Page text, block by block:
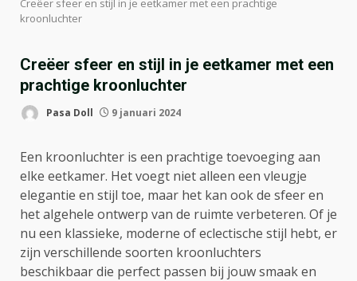
Creëer sfeer en stijl in je eetkamer met een prachtige
kroonluchter
Creëer sfeer en stijl in je eetkamer met een
prachtige kroonluchter
Pasa Doll 9 januari 2024
Een kroonluchter is een prachtige toevoeging aan
elke eetkamer. Het voegt niet alleen een vleugje
elegantie en stijl toe, maar het kan ook de sfeer en
het algehele ontwerp van de ruimte verbeteren. Of je
nu een klassieke, moderne of eclectische stijl hebt, er
zijn verschillende soorten kroonluchters
beschikbaar die perfect passen bij jouw smaak en